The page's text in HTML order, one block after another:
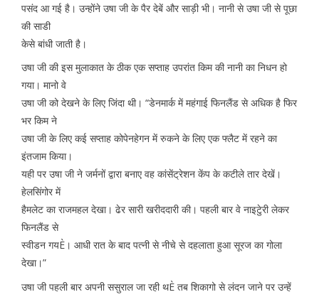
पसंद आ गई है। उन्होंने उषा जी के पैर देबें और साड़ी भी। नानी से उषा जी से पूछा
की साडी
केसे बांधी जाती है।
उषा जी की इस मुलाकात के ठीक एक सप्ताह उपरांत किम की नानी का निधन हो
गया। मानो वे
उषा जी को देखने के लिए जिंदा थी। “डेनमार्क में महंगाई फिनलैंड से अधिक है फिर
भर किम ने
उषा जी के लिए कई सप्ताह कोपेनहेगन में रुकने के लिए एक फ्लैट में रहने का
इंतजाम किया।
यही पर उषा जी ने जर्मनों द्वारा बनाए वह कांसेंट्रेशन केंप के कटीले तार देखें।
हेलसिंगोर में
हैमलेट का राजमहल देखा। ढेर सारी खरीददारी की। पहली बार वे नाइटुेरी लेकर
फिनलैंड से
स्वीडन गयÈ। आधी रात के बाद पत्नी से नीचे से दहलाता हुआ सूरज का गोला
देखा।”
उषा जी पहली बार अपनी ससुराल जा रही थÈ तब शिकागो से लंदन जाने पर उन्हें